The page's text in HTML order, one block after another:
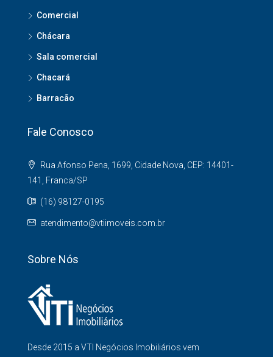
Comercial
Chácara
Sala comercial
Chacará
Barracão
Fale Conosco
Rua Afonso Pena, 1699, Cidade Nova, CEP: 14401-
141, Franca/SP
(16) 98127-0195
atendimento@vtiimoveis.com.br
Sobre Nós
Desde 2015 a VTI Negócios Imobiliários vem